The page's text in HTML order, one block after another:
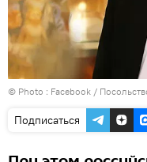
© Photo : Facebook /
Подписаться